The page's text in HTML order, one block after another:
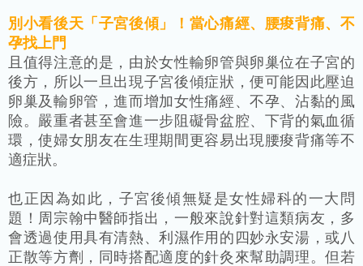
別小看後天「子宮後傾」！當心痛經、腰痠背痛、不
孕找上門
且值得注意的是，由於女性輸卵管與卵巢位在子宮的
後方，所以一旦出現子宮後傾症狀，便可能因此壓迫
卵巢及輸卵管，進而增加女性痛經、不孕、沾黏的風
險。嚴重者甚至會進一步阻礙骨盆腔、下背的氣血循
環，使婦女朋友在生理期間更容易出現腰痠背痛等不
適症狀。
也正因為如此，子宮後傾無疑是女性婦科的一大問
題！周宗翰中醫師指出，一般來說針對這類病友，多
會透過使用具有清熱、利濕作用的四妙永安湯，或八
正散等方劑，同時搭配適度的針灸來幫助調理。但若